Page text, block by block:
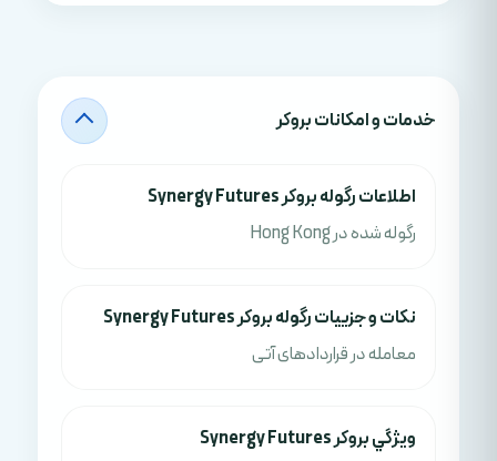
خدمات و امکانات بروکر
اطلاعات رگوله بروکر Synergy Futures
رگوله شده در Hong Kong
نکات و جزييات رگوله بروکر Synergy Futures
معامله در قراردادهای آتی
ويژگي بروکر Synergy Futures